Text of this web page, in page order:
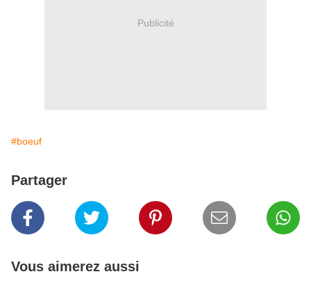
Publicité
#boeuf
Partager
Vous aimerez aussi